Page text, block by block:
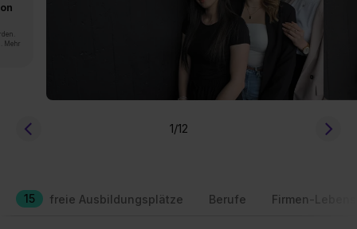
Mehr
1/12
15 freie Ausbildungsplätze Berufe Firmen-